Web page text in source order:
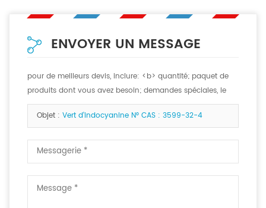
ENVOYER UN MESSAGE
pour de meilleurs devis, inclure: <b> quantité; paquet de
produits dont vous avez besoin; demandes spéciales, le
cas échéant. <b>
Objet : Vert d'indocyanine N° CAS : 3599-32-4